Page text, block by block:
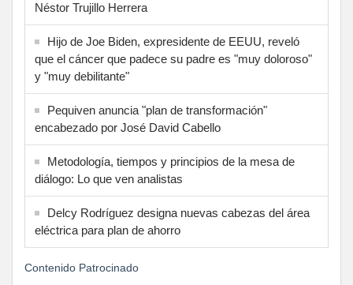
Néstor Trujillo Herrera
Hijo de Joe Biden, expresidente de EEUU, reveló
que el cáncer que padece su padre es "muy doloroso"
y "muy debilitante"
Pequiven anuncia "plan de transformación"
encabezado por José David Cabello
Metodología, tiempos y principios de la mesa de
diálogo: Lo que ven analistas
Delcy Rodríguez designa nuevas cabezas del área
eléctrica para plan de ahorro
Contenido Patrocinado